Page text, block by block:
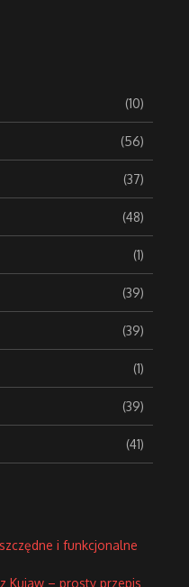
(10)
(56)
(37)
(48)
(1)
(39)
(39)
(1)
(39)
(41)
i funkcjonalne
Kujaw – prosty przepis